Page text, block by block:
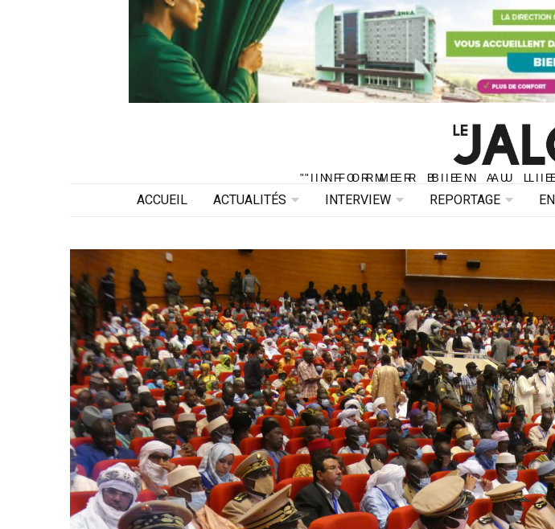
"INFORMER BIEN AU
"INFORMER BIEN AU
ACCUEIL ACTUALITÉS INTERVIEW REPORTAGE